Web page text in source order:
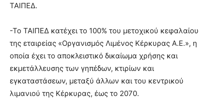
ΤΑΙΠΕΔ.
-Το ΤΑΙΠΕΔ κατέχει το 100% του μετοχικού κεφαλαίου
της εταιρείας «Οργανισμός Λιμένος Κέρκυρας Α.Ε.», η
οποία έχει το αποκλειστικό δικαίωμα χρήσης και
εκμετάλλευσης των γηπέδων, κτιρίων και
εγκαταστάσεων, μεταξύ άλλων και του κεντρικού
λιμανιού της Κέρκυρας, έως το 2070.